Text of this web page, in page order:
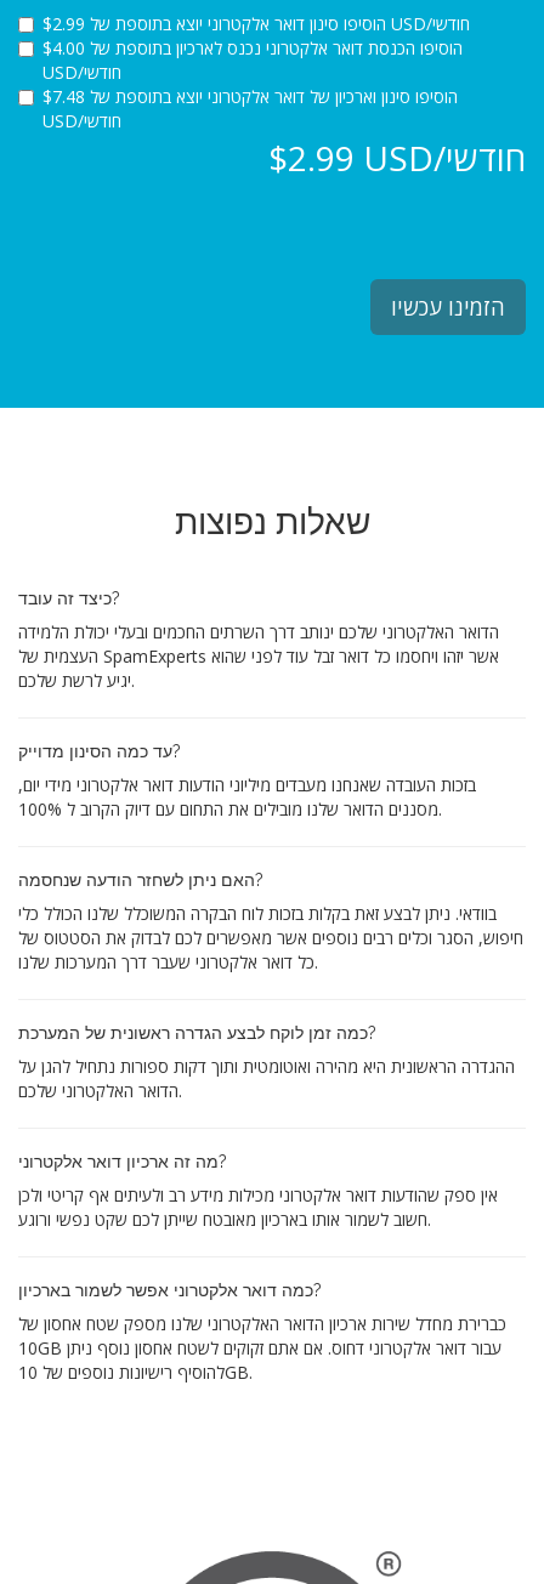
הוסיפו סינון דואר אלקטרוני יוצא בתוספת של $2.99 USD/חודשי
הוסיפו הכנסת דואר אלקטרוני נכנס לארכיון בתוספת של $4.00
USD/חודשי
הוסיפו סינון וארכיון של דואר אלקטרוני יוצא בתוספת של $7.48
USD/חודשי
$2.99 USD/חודשי
הזמינו עכשיו
שאלות נפוצות
כיצד זה עובד?
הדואר האלקטרוני שלכם ינותב דרך השרתים החכמים ובעלי יכולת הלמידה
העצמית של SpamExperts אשר יזהו ויחסמו כל דואר זבל עוד לפני שהוא
יגיע לרשת שלכם.
עד כמה הסינון מדוייק?
בזכות העובדה שאנחנו מעבדים מיליוני הודעות דואר אלקטרוני מידי יום,
מסננים הדואר שלנו מובילים את התחום עם דיוק הקרוב ל 100%.
האם ניתן לשחזר הודעה שנחסמה?
בוודאי. ניתן לבצע זאת בקלות בזכות לוח הבקרה המשוכלל שלנו הכולל כלי
חיפוש, הסגר וכלים רבים נוספים אשר מאפשרים לכם לבדוק את הסטטוס של
כל דואר אלקטרוני שעבר דרך המערכות שלנו.
כמה זמן לוקח לבצע הגדרה ראשונית של המערכת?
ההגדרה הראשונית היא מהירה ואוטומטית ותוך דקות ספורות נתחיל להגן על
הדואר האלקטרוני שלכם.
מה זה ארכיון דואר אלקטרוני?
אין ספק שהודעות דואר אלקטרוני מכילות מידע רב ולעיתים אף קריטי ולכן
חשוב לשמור אותו בארכיון מאובטח שייתן לכם שקט נפשי ורוגע.
כמה דואר אלקטרוני אפשר לשמור בארכיון?
כברירת מחדל שירות ארכיון הדואר האלקטרוני שלנו מספק שטח אחסון של
10GB עבור דואר אלקטרוני דחוס. אם אתם זקוקים לשטח אחסון נוסף ניתן
להוסיף רישיונות נוספים של 10GB.